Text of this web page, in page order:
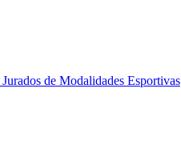
Jurados de Modalidades Esportivas